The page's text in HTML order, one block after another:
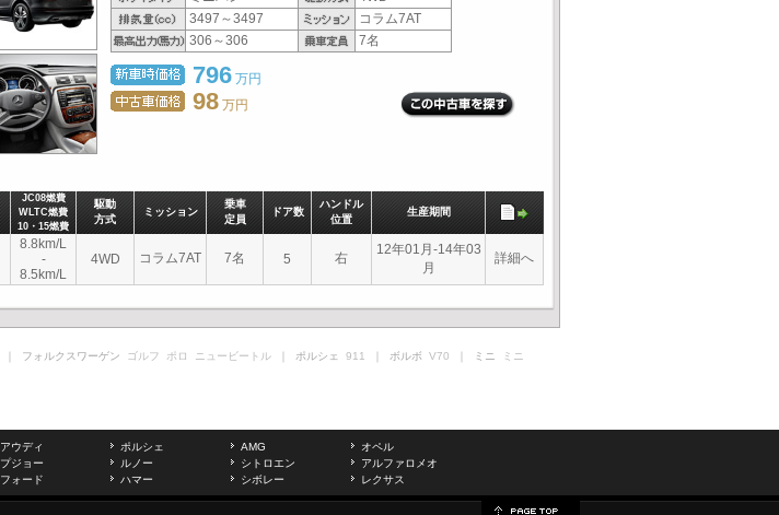
3497～3497
コラム7AT
306～306
7名
796 万円
98 万円
JC08燃費
WLTC燃費
10・15燃費
駆動
方式
ミッション
乗車
定員
ドア数
ハンドル
位置
生産期間
8.8km/L
-
8.5km/L
4WD コラム7AT 7名 5 右
12年01月-14年03
月
詳細へ
｜ フォルクスワーゲン ゴルフ ポロ ニュービートル ｜ ポルシェ 911 ｜ ボルボ V70 ｜ ミニ ミニ
アウディ ポルシェ AMG
オペル
プジョー ルノー シトロエン
アルファロメオ
フォード ハマー シボレー レクサス